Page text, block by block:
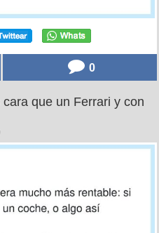
0
que un Ferrari y con